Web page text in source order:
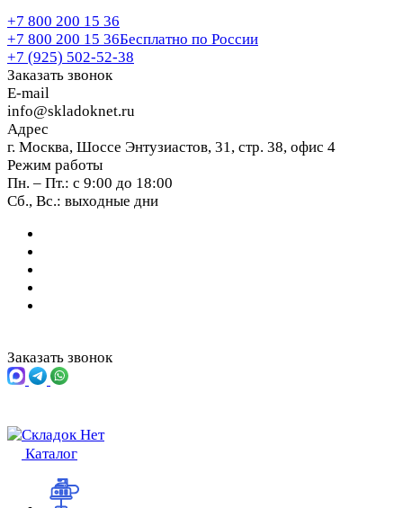
+7 800 200 15 36
+7 800 200 15 36Бесплатно по России
+7 (925) 502-52-38
Заказать звонок
E-mail
info@skladoknet.ru
Адрес
г. Москва, Шоссе Энтузиастов, 31, стр. 38, офис 4
Режим работы
Пн. – Пт.: с 9:00 до 18:00
Сб., Вс.: выходные дни
Заказать звонок
Каталог